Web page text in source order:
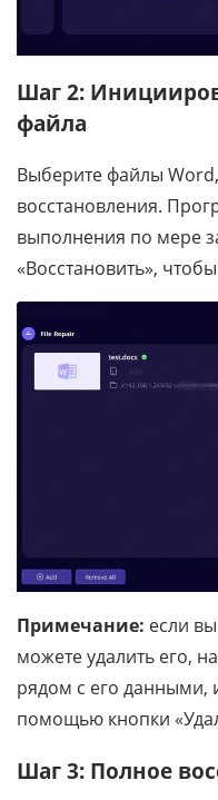
Шаг 2:
файла
Выберите файлы
восстановления.
выполнения по мере
«Восстановить»,
Примечание: если
можете удалить его,
рядом с его данными,
помощью кнопки
Шаг 3: Полное